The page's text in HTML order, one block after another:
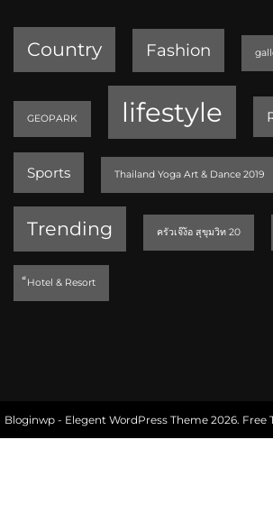
Country Fashion
GEOPARK lifestyle
Sports Thailand Yoga Art & Dance 2019
Trending ครัวเจ๊ง้อ สุขุมวิท 20
็Hotel & Resort
Bloginwp - Elegent WordPress Theme 2026. Free